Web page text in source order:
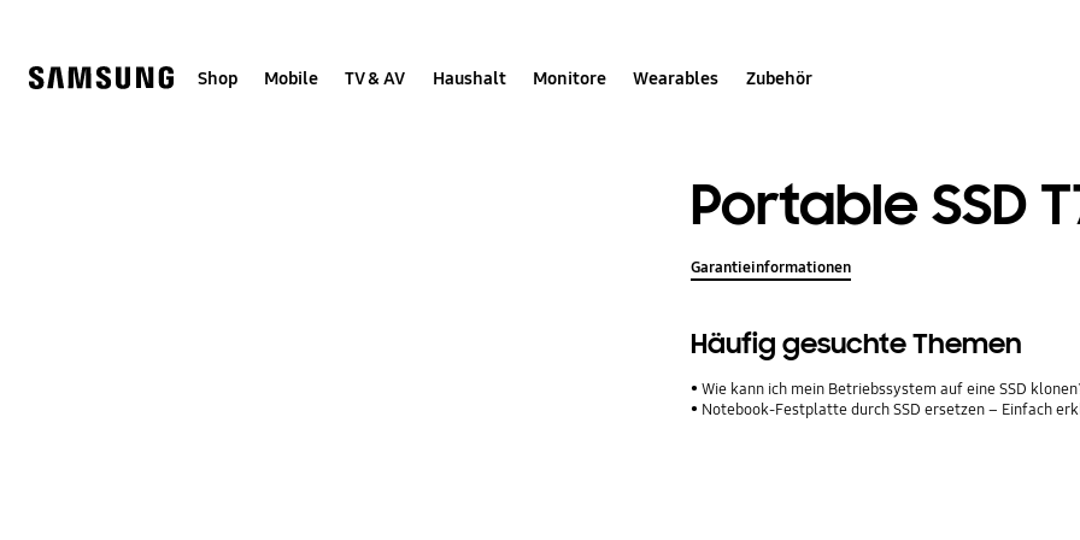
help
Shop Mobile TV & AV Haushalt Monitore Wearables Zubehör
Portable SSD
Garantieinformationen
Häufig gesuchte Themen
Wie kann ich mein Betriebssystem auf eine SSD
Notebook-Festplatte durch SSD ersetzen – Einfach